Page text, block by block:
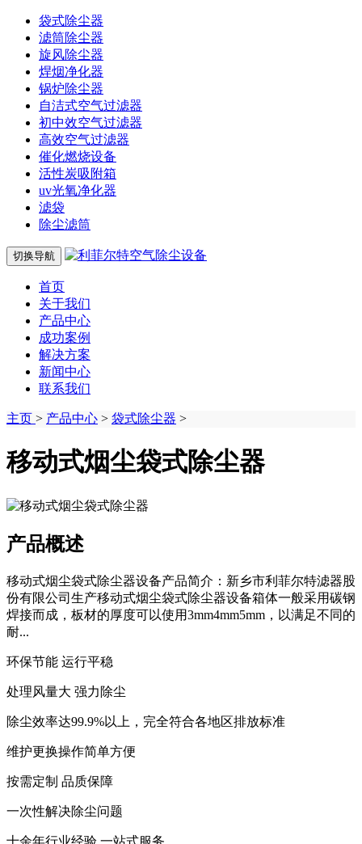
袋式除尘器
滤筒除尘器
旋风除尘器
焊烟净化器
锅炉除尘器
自洁式空气过滤器
初中效空气过滤器
高效空气过滤器
催化燃烧设备
活性炭吸附箱
uv光氧净化器
滤袋
除尘滤筒
切换导航
首页
关于我们
产品中心
成功案例
解决方案
新闻中心
联系我们
主页 > 产品中心 > 袋式除尘器 >
移动式烟尘袋式除尘器
产品概述
移动式烟尘袋式除尘器设备产品简介：新乡市利菲尔特滤器股
份有限公司生产移动式烟尘袋式除尘器设备箱体一般采用碳钢
焊接而成，板材的厚度可以使用3mm4mm5mm，以满足不同的
耐...
环保节能 运行平稳
处理风量大 强力除尘
除尘效率达99.9%以上，完全符合各地区排放标准
维护更换操作简单方便
按需定制 品质保障
一次性解决除尘问题
十余年行业经验 一站式服务